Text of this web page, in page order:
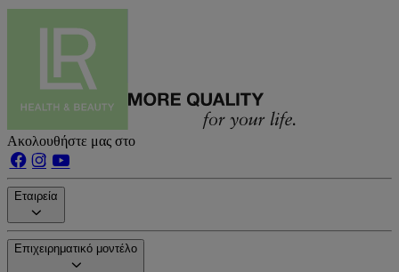
Ακολουθήστε μας στο
Εταιρεία
Επιχειρηματικό μοντέλο